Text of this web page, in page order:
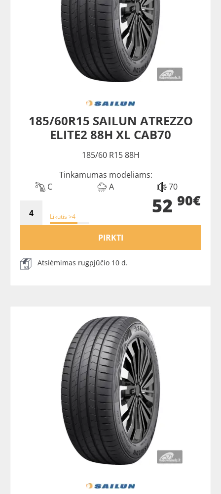
185/60R15 SAILUN ATREZZO
ELITE2 88H XL CAB70
185/60 R15 88H
Tinkamumas modeliams:
C
A 70
Likutis >4 52 90€
PIRKTI
Atsiėmimas rugpjūčio 10 d.